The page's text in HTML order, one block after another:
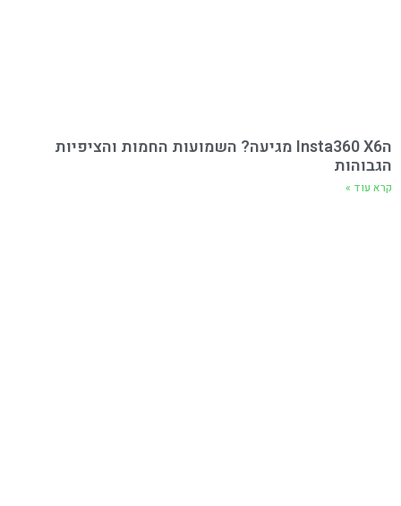
הInsta360 X6 מגיעה? השמועות החמות והציפיות
הגבוהות
קרא עוד »